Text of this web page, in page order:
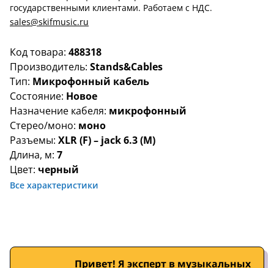
Код товара: 488318
Производитель: Stands&Cables
Тип: Микрофонный кабель
Состояние: Новое
Назначение кабеля: микрофонный
Стерео/моно: моно
Разъемы: XLR (F) – jack 6.3 (M)
Длина, м: 7
Цвет: черный
Все характеристики
государственными клиентами. Работаем с НДС.
sales@skifmusic.ru
Привет! Я эксперт в музыкальных